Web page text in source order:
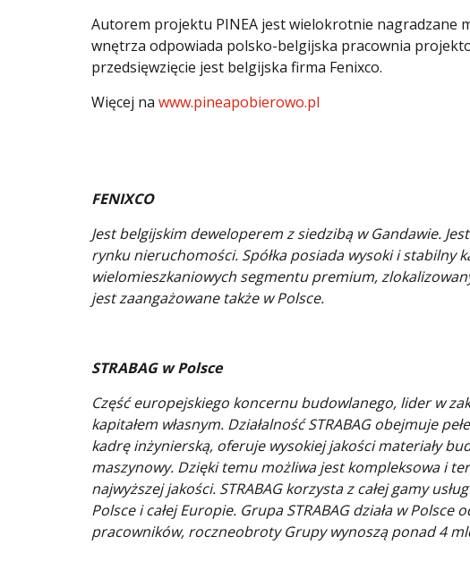
Autorem projektu PINEA jest wielokrotnie nagradzane
wnętrza odpowiada polsko-belgijska pracownia
przedsięwzięcie jest belgijska firma Fenixco.
Więcej na www.pineapobierowo.pl
FENIXCO
Jest belgijskim deweloperem z siedzibą w Gandawie.
rynku nieruchomości. Spółka posiada wysoki i stabilny
wielomieszkaniowych segmentu premium,
jest zaangażowane także w Polsce.
STRABAG w Polsce
Część europejskiego koncernu budowlanego, lider w
kapitałem własnym. Działalność STRABAG obejmuje
kadrę inżynierską, oferuje wysokiej jakości materiały
maszynowy. Dzięki temu możliwa jest kompleksowa i
najwyższej jakości. STRABAG korzysta z całej gamy
Polsce i całej Europie. Grupa STRABAG działa w
pracowników, roczneobroty Grupy wynoszą ponad 4